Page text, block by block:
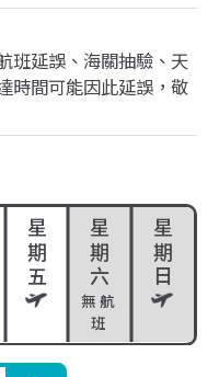
班延誤、海關抽驗、天
時間可能因此延誤，敬
星期五 星期六
無航
班
星期日